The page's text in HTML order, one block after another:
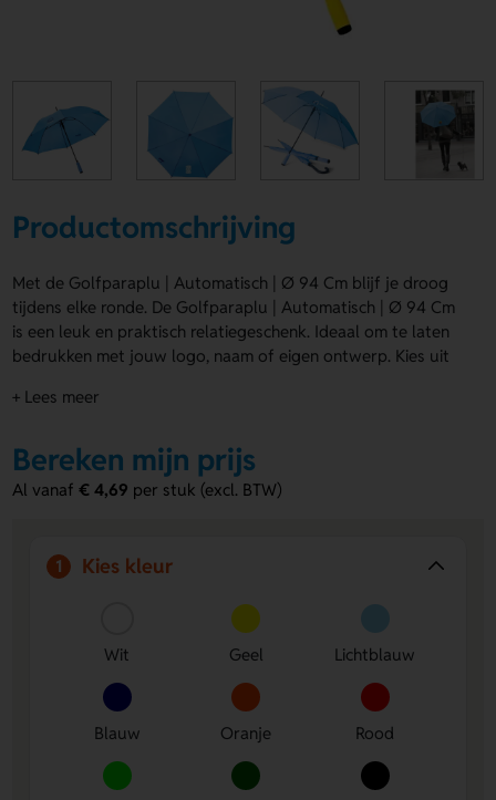
Productomschrijving
Met de Golfparaplu | Automatisch | Ø 94 Cm blijf je droog
tijdens elke ronde. De Golfparaplu | Automatisch | Ø 94 Cm
is een leuk en praktisch relatiegeschenk. Ideaal om te laten
bedrukken met jouw logo, naam of eigen ontwerp. Kies uit
Groen en Zwart. Laat jouw ontwerp plaatsen op panel 2,
op.
Voordelen van de Golfparaplu |
Ruimte voor bedrukking
- Laat eenvoudig een logo,
naam of eigen ontwerp plaatsen op meerdere
Handig automatisch systeem
- Snel open, dus direct
beschermd tegen regen.
Veel kleurkeuze
- Verkrijgbaar in Wit, Geel, Lichtblauw,
Blauw, Oranje, Rood, Limoengroen, Groen en Zwart.
kunt u altijd vrijblijvend contact
opnemen met Lavista voor een gratis drukproef.
+ Lees meer
Bereken mijn prijs
Al vanaf€ 4,69 per stuk (excl. BTW)
1 Kies kleur
Wit Geel Lichtblauw
Blauw Oranje Rood